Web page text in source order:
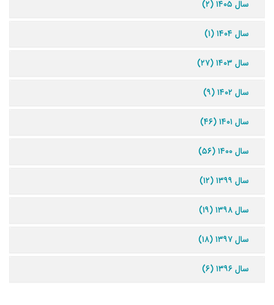
سال ۱۴۰۵ (۲)
سال ۱۴۰۴ (۱)
سال ۱۴۰۳ (۲۷)
سال ۱۴۰۲ (۹)
سال ۱۴۰۱ (۴۶)
سال ۱۴۰۰ (۵۶)
سال ۱۳۹۹ (۱۲)
سال ۱۳۹۸ (۱۹)
سال ۱۳۹۷ (۱۸)
سال ۱۳۹۶ (۶)